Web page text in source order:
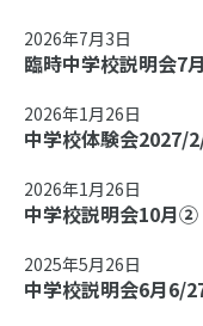
2026年7月3日
臨時中学校説明会7月
2026年1月26日
中学校体験会2027/
2026年1月26日
中学校説明会10月
2025年5月26日
中学校説明会6月6/